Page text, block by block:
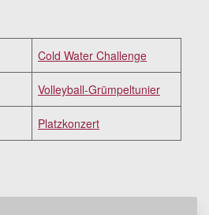
Cold Water Challenge
Volleyball-Grümpeltunier
Platzkonzert